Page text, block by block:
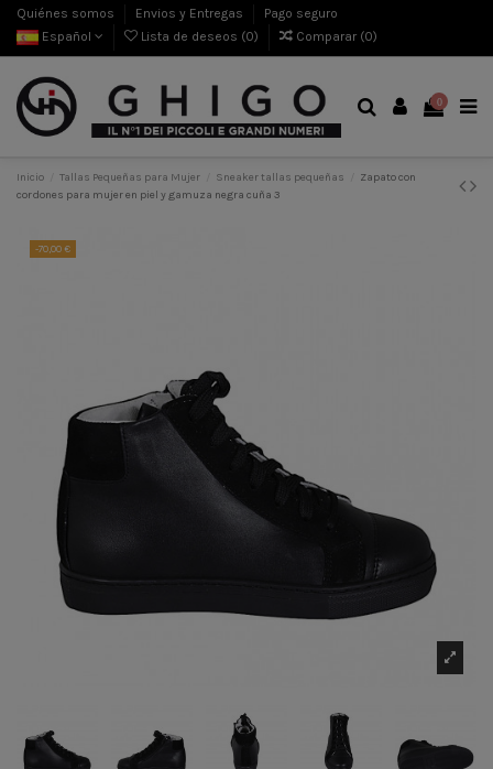
Quiénes somos Envios y Entregas
Pago seguro
Español
Lista de deseos (0) Comparar (0)
0
Inicio Tallas Pequeñas para Mujer Sneaker tallas pequeñas
Zapato con
cordones para mujer en piel y gamuza negra cuña 3
-70,00 €